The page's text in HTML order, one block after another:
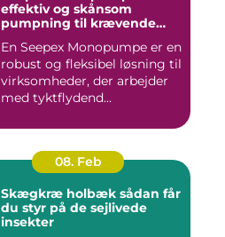
effektiv og skånsom
pumpning til krævende
En Seepex Monopumpe er en
robust og fleksibel løsning til
virksomheder, der arbejder
med tyktflydend...
08. Feb
Skægkræ holbæk sådan får
du styr på de sejlivede
insekter